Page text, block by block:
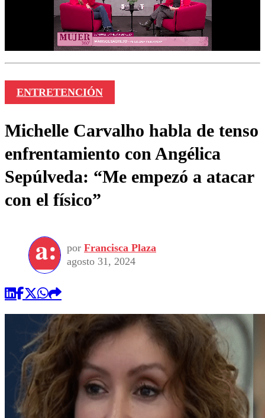
ENTRETENCIÓN
Michelle Carvalho habla de tenso
enfrentamiento con Angélica
Sepúlveda: “Me empezó a atacar
con el físico”
por Francisca Plaza
agosto 31, 2024